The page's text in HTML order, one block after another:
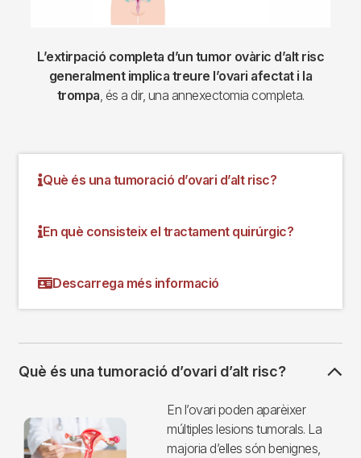
L’extirpació completa d’un tumor ovàric d’alt risc
generalment implica treure l’ovari afectat i la
trompa, és a dir, una annexectomia completa.
Què és una tumoració d’ovari d’alt risc?
En què consisteix el tractament quirúrgic?
Descarrega més informació
Què és una tumoració d’ovari d’alt risc?
En l’ovari poden aparèixer
múltiples lesions tumorals. La
majoria d’elles són benignes,